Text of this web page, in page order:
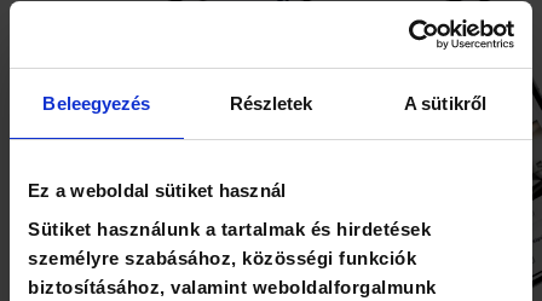
Beleegyezés Részletek A sütikről
Ez a weboldal sütiket használ
Sütiket használunk a tartalmak és hirdetések
személyre szabásához, közösségi funkciók
biztosításához, valamint weboldalforgalmunk